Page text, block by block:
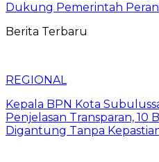
Dukung Pemerintah
Berita Terbaru
REGIONAL
Kepala BPN Kota
Penjelasan Transparan, 10
Digantung Tanpa